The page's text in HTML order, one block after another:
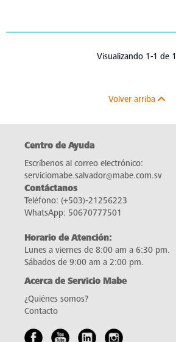
Visualizando 1-1 de 1
Volver arriba
Centro de Ayuda
Escríbenos al correo electrónico:
serviciomabe.salvador@mabe.com.sv
Contáctanos
Teléfono: (+503)-21256223
WhatsApp: 50670777501
Horario de Atención:
Lunes a viernes de 8:00 am a 6:30 pm.
Sábados de 9:00 am a 2:00 pm.
Acerca de Servicio Mabe
¿Quiénes somos?
Contacto